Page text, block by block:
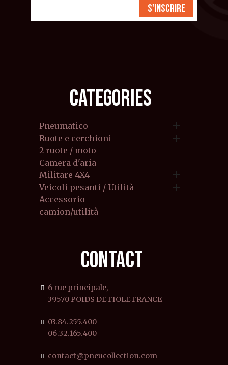
S'inscrire
CATEGORIES
Pneumatico 
Ruote e cerchioni 
2 ruote / moto
Camera d'aria
Militare 4X4

Veicoli pesanti / Utilità 
Accessorio
camion/utilità
CONTACT
6 rue principale,
39570 POIDS DE FIOLE FRANCE
03.84.255.400
06.32.165.400
contact@pneucollection.com